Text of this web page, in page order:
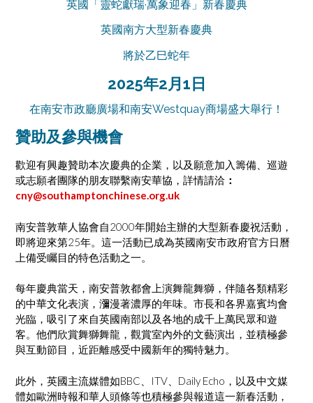
英國「靈蛇獻瑞·萬象迎春」新春慶典
英國南方大型新春慶典
將於乙巳蛇年
2025年2月1日
在南安市政廳廣場和南安Westquay商場盛大舉行！
贊助及參與機會
歡迎有興趣贊助本次慶典的企業，以及願意加入籌備、巡遊
或志願者團隊的朋友聯繫南安華協，詳情請洽 ：
cny@southamptonchinese.org.uk
南安普敦華人協會自2000年開始主辦的大型新春慶祝活動，
即將迎來第25年。這一活動已成為英國南安市政府官方日曆
上備受矚目的特色活動之一。
每年慶典當天，南安普敦都會上演舞龍舞獅，伴隨各類精彩
的中華文化表演，瀰漫著濃厚的年味。市長和各界嘉賓均會
光臨，吸引了來自英國南部以及各地的成千上萬民眾和遊
客。他們欣賞舞獅舞龍，觀賞室內外的文藝演出，並積極參
與互動節目，近距離感受中國新年的獨特魅力。
此外，英國主流媒體如BBC、ITV、Daily Echo，以及中文媒
體如歐洲時報和華人頭條等也積極參與報道這一新春活動，